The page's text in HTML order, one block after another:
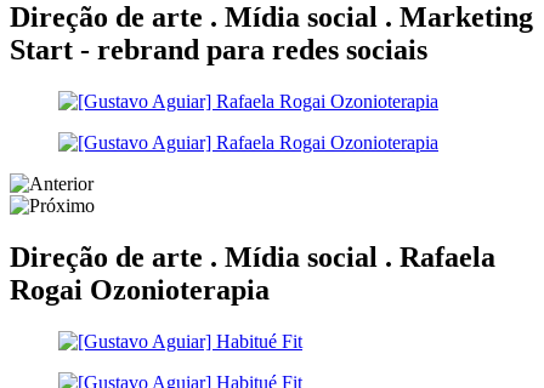
Direção de arte . Mídia social . Marketing
Start - rebrand para redes sociais
Direção de arte . Mídia social . Rafaela
Rogai Ozonioterapia